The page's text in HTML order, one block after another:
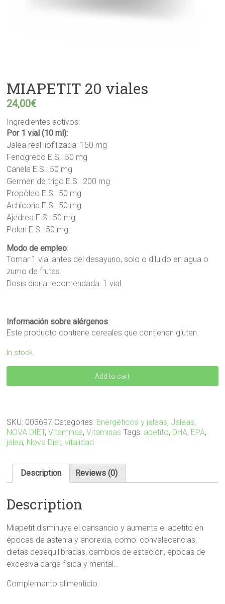
MIAPETIT 20 viales
24,00€
Ingredientes activos:
Por 1 vial (10 ml):
Jalea real liofilizada: 150 mg
Fenogreco E.S.: 50 mg
Canela E.S.: 50 mg
Germen de trigo E.S.: 200 mg
Propóleo E.S.: 50 mg
Achicoria E.S.: 50 mg
Ajedrea E.S.: 50 mg
Polen E.S.: 50 mg
Modo de empleo:
Tomar 1 vial antes del desayuno, solo o diluido en agua o
zumo de frutas.
Dosis diaria recomendada: 1 vial.
Información sobre alérgenos:
Este producto contiene cereales que contienen gluten.
In stock
MIAPETIT
Add to cart
SKU: 003697 Categories: Energéticos y jaleas, Jaleas,
NOVA DIET,Vitaminas,Vitaminas Tags: apetito, DHA, EPA,
jalea, Nova Diet,vitalidad
Description Reviews (0)
Description
Miapetit disminuye el cansancio y aumenta el apetito en
épocas de astenia y anorexia, como: convalecencias,
dietas desequilibradas, cambios de estación, épocas de
excesiva carga física y mental…
Complemento alimenticio.